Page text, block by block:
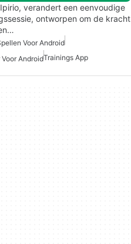
verandert een eenvoudige
ontworpen om de kracht
Voor Android
AndroidTrainings App